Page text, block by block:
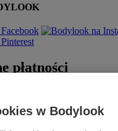
w Bodylook
płatności